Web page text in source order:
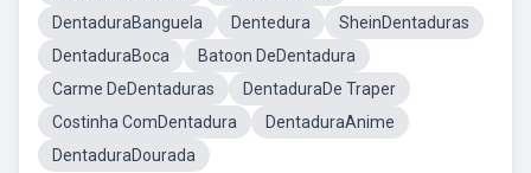
DentaduraBanguela
Dentedura
SheinDentaduras
DentaduraBoca
Batoon DeDentadura
Carme DeDentaduras
DentaduraDe Traper
Costinha ComDentadura
DentaduraAnime
DentaduraDourada